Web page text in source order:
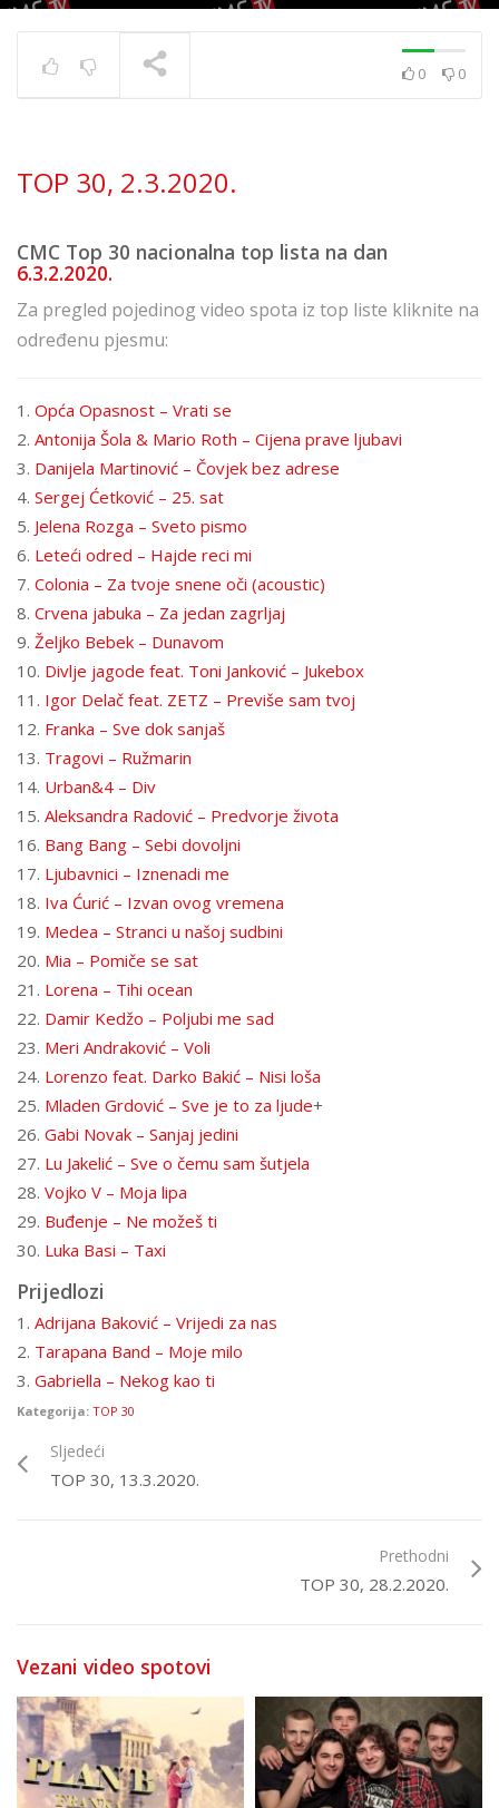
0 0
TOP 30, 2.3.2020.
CMC Top 30 nacionalna top lista na dan
6.3.2.2020.
Za pregled pojedinog video spota iz top liste kliknite na
određenu pjesmu:
1. Opća Opasnost – Vrati se
2. Antonija Šola & Mario Roth – Cijena prave ljubavi
3. Danijela Martinović – Čovjek bez adrese
4. Sergej Ćetković – 25. sat
5. Jelena Rozga – Sveto pismo
6. Leteći odred – Hajde reci mi
7. Colonia – Za tvoje snene oči (acoustic)
8. Crvena jabuka – Za jedan zagrljaj
9. Željko Bebek – Dunavom
10. Divlje jagode feat. Toni Janković – Jukebox
11. Igor Delač feat. ZETZ – Previše sam tvoj
12. Franka – Sve dok sanjaš
13. Tragovi – Ružmarin
14. Urban&4 – Div
15. Aleksandra Radović – Predvorje života
16. Bang Bang – Sebi dovoljni
17. Ljubavnici – Iznenadi me
18. Iva Ćurić – Izvan ovog vremena
19. Medea – Stranci u našoj sudbini
20. Mia – Pomiče se sat
21. Lorena – Tihi ocean
22. Damir Kedžo – Poljubi me sad
23. Meri Andraković – Voli
24. Lorenzo feat. Darko Bakić – Nisi loša
25. Mladen Grdović – Sve je to za ljude+
26. Gabi Novak – Sanjaj jedini
27. Lu Jakelić – Sve o čemu sam šutjela
28. Vojko V – Moja lipa
29. Buđenje – Ne možeš ti
30. Luka Basi – Taxi
Prijedlozi
1. Adrijana Baković – Vrijedi za nas
2. Tarapana Band – Moje milo
3. Gabriella – Nekog kao ti
Kategorija: TOP 30
Sljedeći
TOP 30, 13.3.2020.
Prethodni
TOP 30, 28.2.2020.
Vezani video spotovi